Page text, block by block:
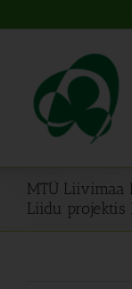
to
MTÜ Liivimaa
Liidu projektis